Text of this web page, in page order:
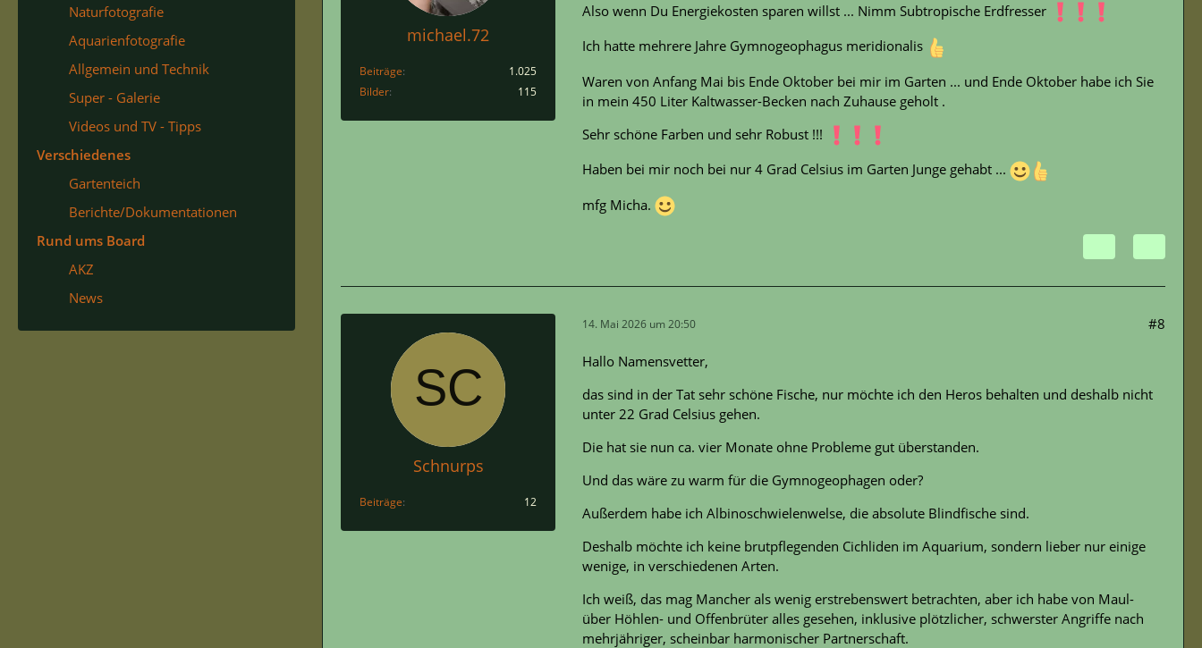
Naturfotografie
Aquarienfotografie
Allgemein und Technik
Super - Galerie
Videos und TV - Tipps
Verschiedenes
Gartenteich
Berichte/Dokumentationen
Rund ums Board
AKZ
News
michael.72
Beiträge
1.025
Bilder
115
Also wenn Du Energiekosten sparen willst ... Nimm Subtropische Erdfresser
Ich hatte mehrere Jahre Gymnogeophagus meridionalis
Waren von Anfang Mai bis Ende Oktober bei mir im Garten ... und Ende Oktober habe ich Sie
in mein 450 Liter Kaltwasser-Becken nach Zuhause geholt .
Sehr schöne Farben und sehr Robust !!!
Haben bei mir noch bei nur 4 Grad Celsius im Garten Junge gehabt ...
mfg Micha.
Schnurps
Beiträge 12
14. Mai 2026 um 20:50 #8
Hallo Namensvetter,
das sind in der Tat sehr schöne Fische, nur möchte ich den Heros behalten und deshalb nicht
unter 22 Grad Celsius gehen.
Die hat sie nun ca. vier Monate ohne Probleme gut überstanden.
Und das wäre zu warm für die Gymnogeophagen oder?
Außerdem habe ich Albinoschwielenwelse, die absolute Blindfische sind.
Deshalb möchte ich keine brutpflegenden Cichliden im Aquarium, sondern lieber nur einige
wenige, in verschiedenen Arten.
Ich weiß, das mag Mancher als wenig erstrebenswert betrachten, aber ich habe von Maul-
über Höhlen- und Offenbrüter alles gesehen, inklusive plötzlicher, schwerster Angriffe nach
mehrjähriger, scheinbar harmonischer Partnerschaft.